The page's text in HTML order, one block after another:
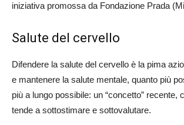
iniziativa promossa da Fondazione Prada
Salute del cervello
Difendere la salute del cervello è la pima
e mantenere la salute mentale, quanto più
più a lungo possibile: un “concetto” recente,
tende a sottostimare e sottovalutare.